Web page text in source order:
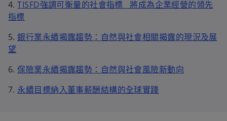
4.TISFD強調可衡量的社會指標 將成為企業經營的領先
指標
5.銀行業永續揭露趨勢：自然與社會相關揭露的現況及展
望
6.保險業永續揭露趨勢：自然與社會風險新動向
7. 永續目標納入董事薪酬結構的全球實踐